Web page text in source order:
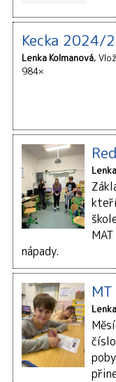
Kecka 2024/
Lenka Kolmanová
984×
nápady.